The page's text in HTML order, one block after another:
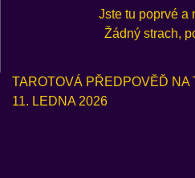
Jste tu poprvé a
Žádný strach,
TAROTOVÁ PŘEDPOVĚĎ NA
11. LEDNA 2026